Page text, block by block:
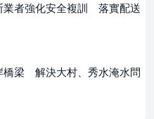
業者強化安全複訓 落實配送
橋梁 解決大村、秀水淹水問